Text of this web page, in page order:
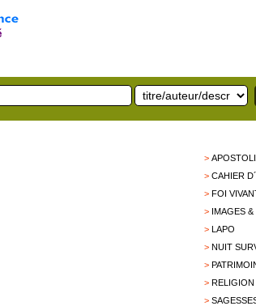
>
>CAHIER
>FOI
> IMAGES
>LAPO
>NUIT
>
>RELIGION
>